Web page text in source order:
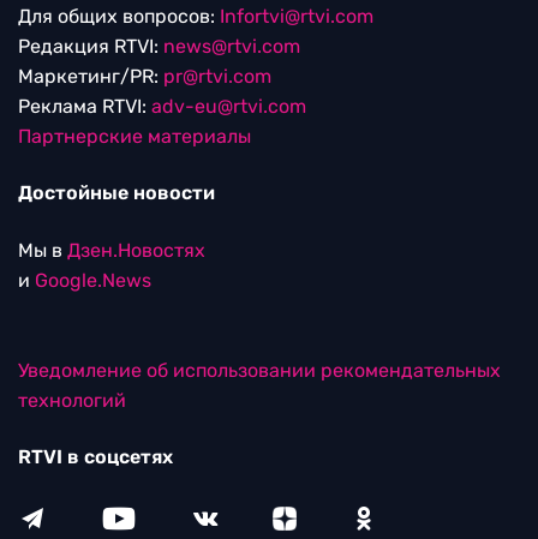
Для общих вопросов: Infortvi@rtvi.com
Редакция RTVI: news@rtvi.com
Маркетинг/PR: pr@rtvi.com
Реклама RTVI: adv-eu@rtvi.com
Партнерские материалы
Достойные новости
Мы в Дзен.Новостях
и Google.News
Уведомление об использовании рекомендательных
технологий
RTVI в соцсетях